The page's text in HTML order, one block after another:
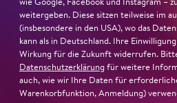
wie Google, Facebook und Instagram –
weitergeben. Diese sitzen teilweise im
(insbesondere in den USA), wo das
kann als in Deutschland. Ihre
Wirkung für die Zukunft widerrufen.
Datenschutzerklärung für weitere
auch, wie wir Ihre Daten für
Warenkorbfunktion, Anmeldung)